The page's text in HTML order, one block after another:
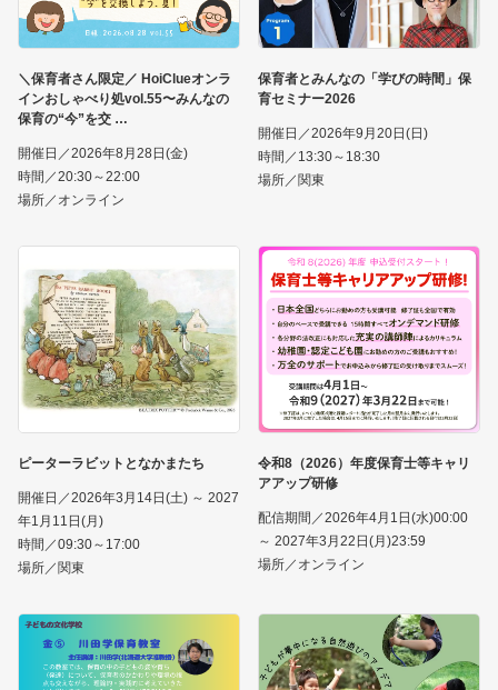
＼保育者さん限定／ HoiClueオンラ
インおしゃべり処vol.55〜みんなの
保育の“今”を交
開催日／2026年8月28日(金)
時間／20:30～22:00
場所／オンライン
保育者とみんなの「学びの時間」保
育セミナー2026
開催日／2026年9月20日(日)
時間／13:30～18:30
場所／関東
ピーターラビットとなかまたち
開催日／2026年3月14日(土) ～ 2027
年1月11日(月)
時間／09:30～17:00
場所／関東
令和8（2026）年度保育士等キャリ
アアップ研修
配信期間／2026年4月1日(水)00:00
～ 2027年3月22日(月)23:59
場所／オンライン